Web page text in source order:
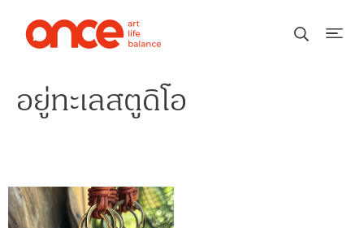
อยู่ทะเลสตูดิโอ